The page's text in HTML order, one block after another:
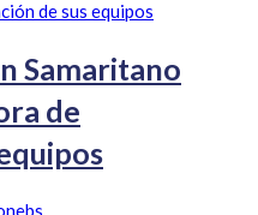
Samaritano
de